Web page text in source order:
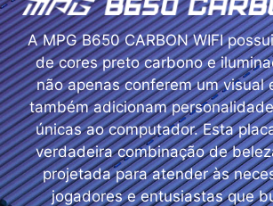
A MPG B650 CARBON WIFI
de cores preto carbono e
não apenas conferem um visual
também adicionam
únicas ao computador. Esta
verdadeira combinação de
projetada para atender às
jogadores e entusiastas que